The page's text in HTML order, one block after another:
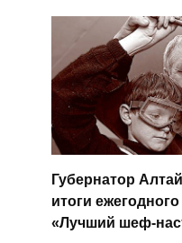
Губернатор
итоги
«Лучший шеф-